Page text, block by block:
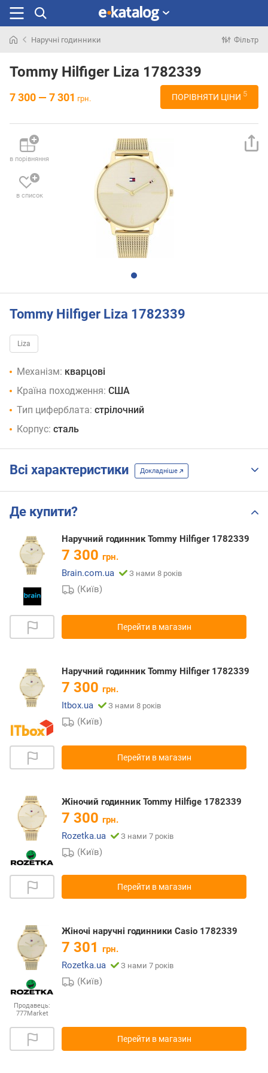
раніше
Наручні годинники Фільтр
Tommy Hilfiger Liza 1782339
7 300 — 7 301 грн. ПОРІВНЯТИ ЦІНИ 5
в порівняння
в список
Tommy Hilfiger Liza 1782339
Liza
Механізм: кварцові
Країна походження: США
Тип циферблата: стрілочний
Корпус: сталь
Всі характеристики Докладніше
Де купити?
Наручний годинник Tommy Hilfiger 1782339
7 300 грн.
Brain.com.ua
З нами 8 років
(Київ)
Перейти в магазин
Наручний годинник Tommy Hilfiger 1782339
7 300 грн.
Itbox.ua
З нами 8 років
(Київ)
Перейти в магазин
Жіночий годинник Tommy Hilfige 1782339
7 300 грн.
Rozetka.ua
З нами 7 років
(Київ)
Перейти в магазин
Продавець:
777Market
Жіночі наручні годинники Casio 1782339
7 301 грн.
Rozetka.ua
З нами 7 років
(Київ)
Перейти в магазин